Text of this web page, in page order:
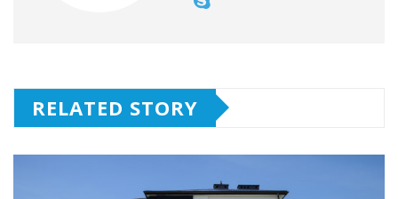
RELATED STORY